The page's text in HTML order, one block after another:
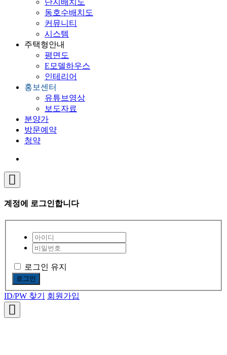
동호수배치도
커뮤니티
시스템
주택형안내
평면도
E모델하우스
인테리어
홍보센터
유튜브영상
보도자료
분양가
방문예약
청약
계정에 로그인합니다
로그인 유지
로그인
ID/PW 찾기 회원가입